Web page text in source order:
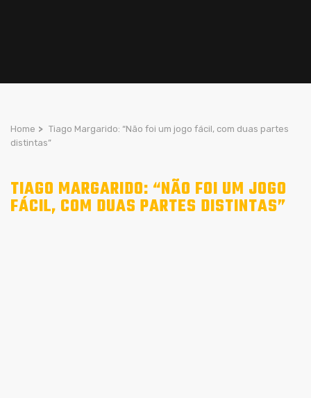
Home > Tiago Margarido: “Não foi um jogo fácil, com duas partes
distintas”
TIAGO MARGARIDO: “NÃO FOI UM JOGO
FÁCIL, COM DUAS PARTES DISTINTAS”